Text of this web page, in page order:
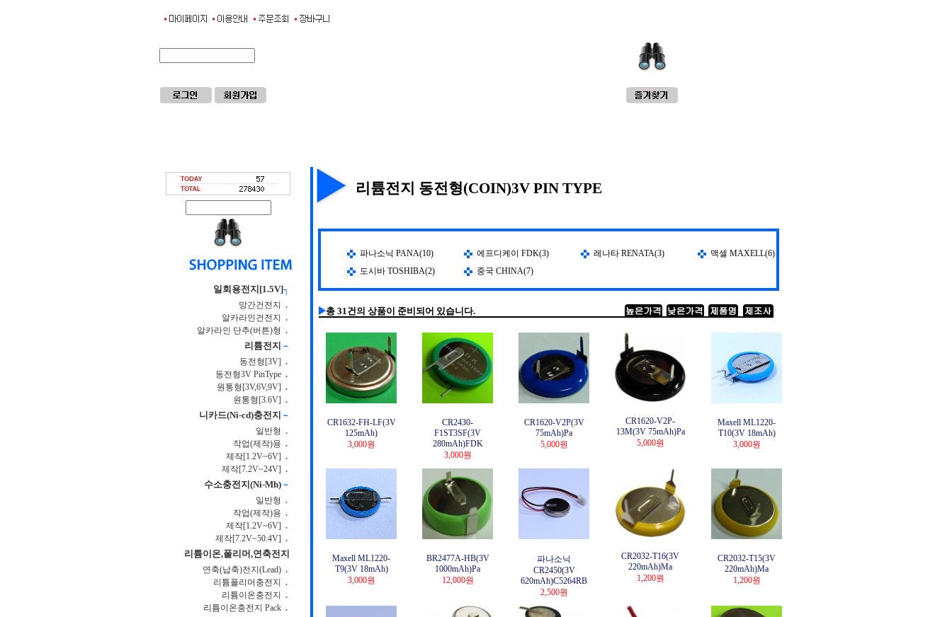
일회용전지[1.5V]┐
망간건전지
.
알카라인건전지
.
알카라인 단추(버튼)형 .
리튬전지 －
동전형[3V] .
동전형3V PinType .
원통형[3V,6V,9V] .
원통형[3.6V] .
니카드(Ni-cd)충전지 －
일반형 .
작업(제작)용 .
제작[1.2V~6V] .
제작[7.2V~24V] .
수소충전지(Ni-Mh) －
일반형 .
작업(제작)용 .
제작[1.2V~6V] .
제작[7.2V~50.4V] .
리튬이온,폴리머,연축전지
연축(납축)전지(Lead) .
리튬폴리머충전지
.
리튬이온충전지
.
리튬이온충전지 Pack .
리튬전지 동전형(COIN)3V PIN TYPE
파나소닉 PANA(10) 에프디케이 FDK(3) 레나타 RENATA(3)
맥셀 MAXELL(6)
도시바 TOSHIBA(2)
중국 CHINA(7)
총 31건의 상품이 준비되어 있습니다.
CR1632-FH-LF(3V
125mAh)
3,000원
CR2430-
F1ST3SF(3V
280mAh)FDK
3,000원
CR1620-V2P(3V
75mAh)Pa
5,000원
CR1620-V2P-
13M(3V 75mAh)Pa
5,000원
Maxell ML1220-
T10(3V 18mAh)
3,000원
Maxell ML1220-
T9(3V 18mAh)
3,000원
BR2477A-HB(3V
1000mAh)Pa
12,000원
파나소닉
CR2450(3V
620mAh)C5264RB
2,500원
CR2032-T16(3V
220mAh)Ma
1,200원
CR2032-T15(3V
220mAh)Ma
1,200원